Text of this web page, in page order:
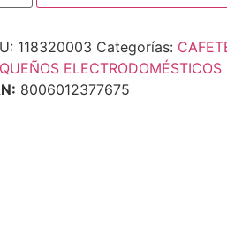
118320003 Categorías:
ELECTRODOMÉSTICOS
8006012377675